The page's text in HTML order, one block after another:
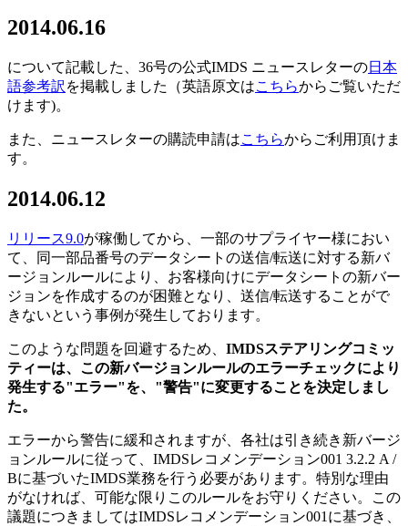
2014.06.16
について記載した、36号の公式IMDS ニュースレターの日本
語参考訳 を掲載しました（英語原文はこちらからご覧いただ
けます)。
また、ニュースレターの購読申請はこちらからご利用頂けま
す。
2014.06.12
リリース9.0が稼働してから、一部のサプライヤー様におい
て、同一部品番号のデータシートの送信/転送に対する新バ
ージョンルールにより、お客様向けにデータシートの新バー
ジョンを作成するのが困難となり、送信/転送することがで
きないという事例が発生しております。
このような問題を回避するため、 IMDSステアリングコミッ
ティーは、この新バージョンルールのエラーチェックにより
発生する"エラー"を、"警告"に変更することを決定しまし
た。
エラーから警告に緩和されますが、各社は引き続き新バージ
ョンルールに従って、IMDSレコメンデーション001 3.2.2 A /
Bに基づいたIMDS業務を行う必要があります。特別な理由
がなければ、可能な限りこのルールをお守りください。この
議題につきましてはIMDSレコメンデーション001に基づき、